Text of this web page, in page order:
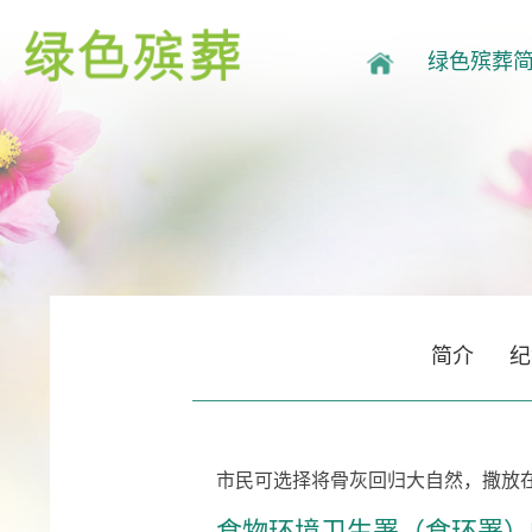
绿色殡葬
简介
市民可选择将骨灰回归大自然，撒放